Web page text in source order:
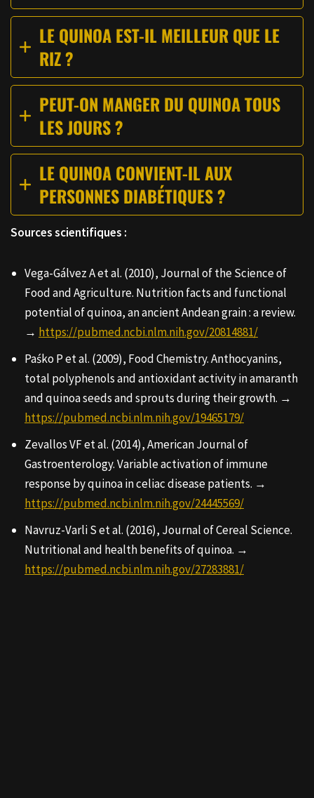
LE QUINOA EST-IL MEILLEUR QUE LE
RIZ ?
PEUT-ON MANGER DU QUINOA TOUS
LES JOURS ?
LE QUINOA CONVIENT-IL AUX
PERSONNES DIABÉTIQUES ?
Sources scientifiques :
Vega-Gálvez A et al. (2010), Journal of the Science of
Food and Agriculture. Nutrition facts and functional
potential of quinoa, an ancient Andean grain : a review.
→ https://pubmed.ncbi.nlm.nih.gov/20814881/
Paśko P et al. (2009), Food Chemistry. Anthocyanins,
total polyphenols and antioxidant activity in amaranth
and quinoa seeds and sprouts during their growth. →
https://pubmed.ncbi.nlm.nih.gov/19465179/
Zevallos VF et al. (2014), American Journal of
Gastroenterology. Variable activation of immune
response by quinoa in celiac disease patients. →
https://pubmed.ncbi.nlm.nih.gov/24445569/
Navruz-Varli S et al. (2016), Journal of Cereal Science.
Nutritional and health benefits of quinoa. →
https://pubmed.ncbi.nlm.nih.gov/27283881/